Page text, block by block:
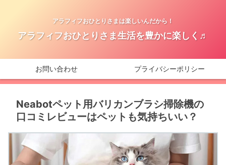
アラフィフおひとりさまは楽しいんだから！
アラフィフおひとりさま生活を豊かに楽しく♬
お問い合わせ プライバシーポリシー
Neabotペット用バリカンブラシ掃除機の
口コミレビューはペットも気持ちいい？